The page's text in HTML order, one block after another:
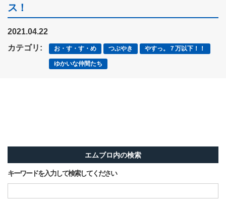
ス！
2021.04.22
カテゴリ:
お・す・す・め つぶやき やすっ。７万以下！！
ゆかいな仲間たち
エムブロ内の検索
キーワードを入力して検索してください